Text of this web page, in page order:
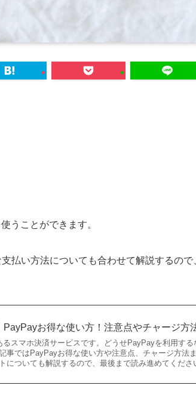
うことができます。
払い方法についても合わせて解説するの
PayPayお得な使い方！注意点やチャージ方
るスマホ決済サービスです。どうせPayPayを利用する
事ではPayPayお得な使い方や注意点、チャージ方法
についても解説するので、最後まで読み進めてくださ